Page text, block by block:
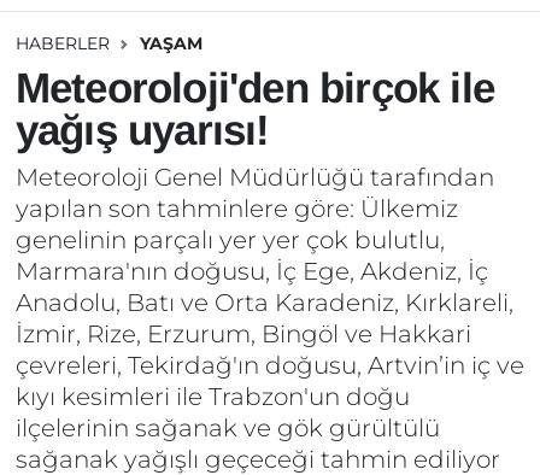
HABERLER YAŞAM
Meteoroloji'den birçok ile
yağış uyarısı!
Meteoroloji Genel Müdürlüğü tarafından
yapılan son tahminlere göre: Ülkemiz
genelinin parçalı yer yer çok bulutlu,
Marmara'nın doğusu, İç Ege, Akdeniz, İç
Anadolu, Batı ve Orta Karadeniz, Kırklareli,
İzmir, Rize, Erzurum, Bingöl ve Hakkari
çevreleri, Tekirdağ'ın doğusu, Artvin’in iç ve
kıyı kesimleri ile Trabzon'un doğu
ilçelerinin sağanak ve gök gürültülü
sağanak yağışlı geçeceği tahmin ediliyor